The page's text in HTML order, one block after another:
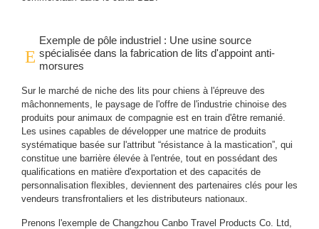
Exemple de pôle industriel : Une usine source
spécialisée dans la fabrication de lits d'appoint anti-
morsures
Sur le marché de niche des lits pour chiens à l'épreuve des
mâchonnements, le paysage de l'offre de l'industrie chinoise des
produits pour animaux de compagnie est en train d'être remanié.
Les usines capables de développer une matrice de produits
systématique basée sur l'attribut “résistance à la mastication”, qui
constitue une barrière élevée à l'entrée, tout en possédant des
qualifications en matière d'exportation et des capacités de
personnalisation flexibles, deviennent des partenaires clés pour les
vendeurs transfrontaliers et les distributeurs nationaux.
Prenons l'exemple de Changzhou Canbo Travel Products Co. Ltd,